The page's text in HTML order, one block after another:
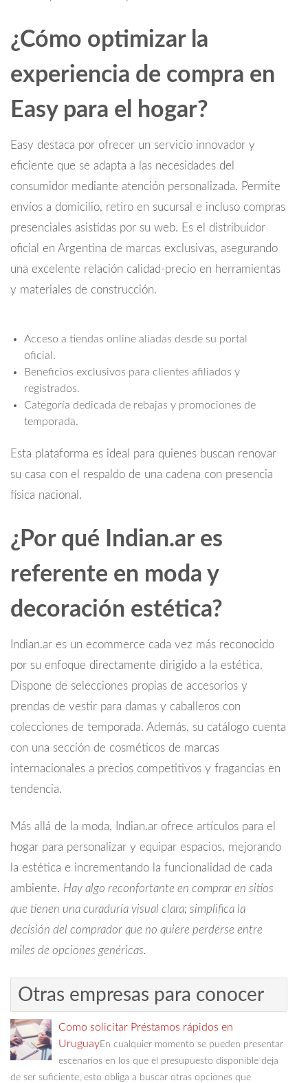
¿Cómo optimizar la
experiencia de compra en
Easy para el hogar?
Easy destaca por ofrecer un servicio innovador y
eficiente que se adapta a las necesidades del
consumidor mediante atención personalizada. Permite
envíos a domicilio, retiro en sucursal e incluso compras
presenciales asistidas por su web. Es el distribuidor
oficial en Argentina de marcas exclusivas, asegurando
una excelente relación calidad-precio en herramientas
y materiales de construcción.
Acceso a tiendas online aliadas desde su portal
oficial.
Beneficios exclusivos para clientes afiliados y
registrados.
Categoría dedicada de rebajas y promociones de
temporada.
Esta plataforma es ideal para quienes buscan renovar
su casa con el respaldo de una cadena con presencia
física nacional.
¿Por qué Indian.ar es
referente en moda y
decoración estética?
Indian.ar es un ecommerce cada vez más reconocido
por su enfoque directamente dirigido a la estética.
Dispone de selecciones propias de accesorios y
prendas de vestir para damas y caballeros con
colecciones de temporada. Además, su catálogo cuenta
con una sección de cosméticos de marcas
internacionales a precios competitivos y fragancias en
tendencia.
Más allá de la moda, Indian.ar ofrece artículos para el
hogar para personalizar y equipar espacios, mejorando
la estética e incrementando la funcionalidad de cada
ambiente. Hay algo reconfortante en comprar en sitios
que tienen una curaduría visual clara; simplifica la
decisión del comprador que no quiere perderse entre
miles de opciones genéricas.
Otras empresas para conocer
Como solicitar Préstamos rápidos en
UruguayEn cualquier momento se pueden presentar
escenarios en los que el presupuesto disponible deja
de ser suficiente, esto obliga a buscar otras opciones que